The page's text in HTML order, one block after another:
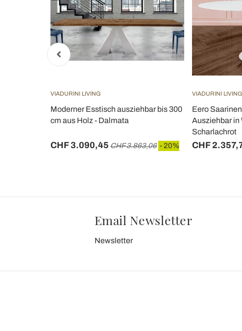
VIADURINI LIVING
Moderner Esstisch ausziehbar bis 300
cm aus Holz - Dalmata
CHF 3.090,45 CHF 3.863,06 - 20%
VIADURINI LIVING
Eero
Ausziehbar in
Scharlachrot
CHF
Email Newsletter
Newsletter